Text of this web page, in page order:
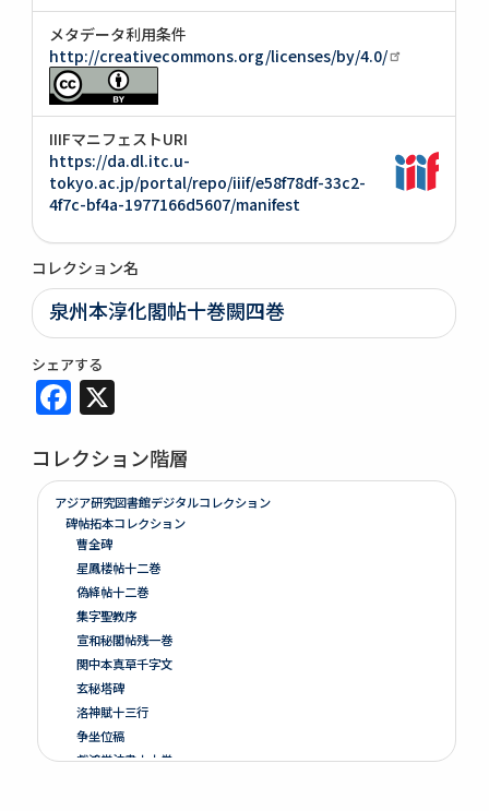
メタデータ利用条件
http://creativecommons.org/licenses/by/4.0/
IIIFマニフェストURI
https://da.dl.itc.u-
tokyo.ac.jp/portal/repo/iiif/e58f78df-33c2-
4f7c-bf4a-1977166d5607/manifest
コレクション名
泉州本淳化閣帖十巻闕四巻
シェアする
Facebook
コレクション階層
アジア研究図書館デジタルコレクション
碑帖拓本コレクション
曹全碑
星鳳楼帖十二巻
偽絳帖十二巻
集字聖教序
宣和秘閣帖残一巻
関中本真草千字文
玄秘塔碑
洛神賦十三行
争坐位稿
戯鴻堂法書十六巻